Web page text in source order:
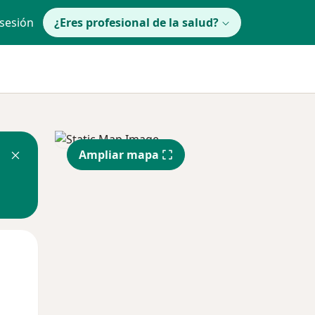
¿Eres profesional de la salud?
Ampliar mapa